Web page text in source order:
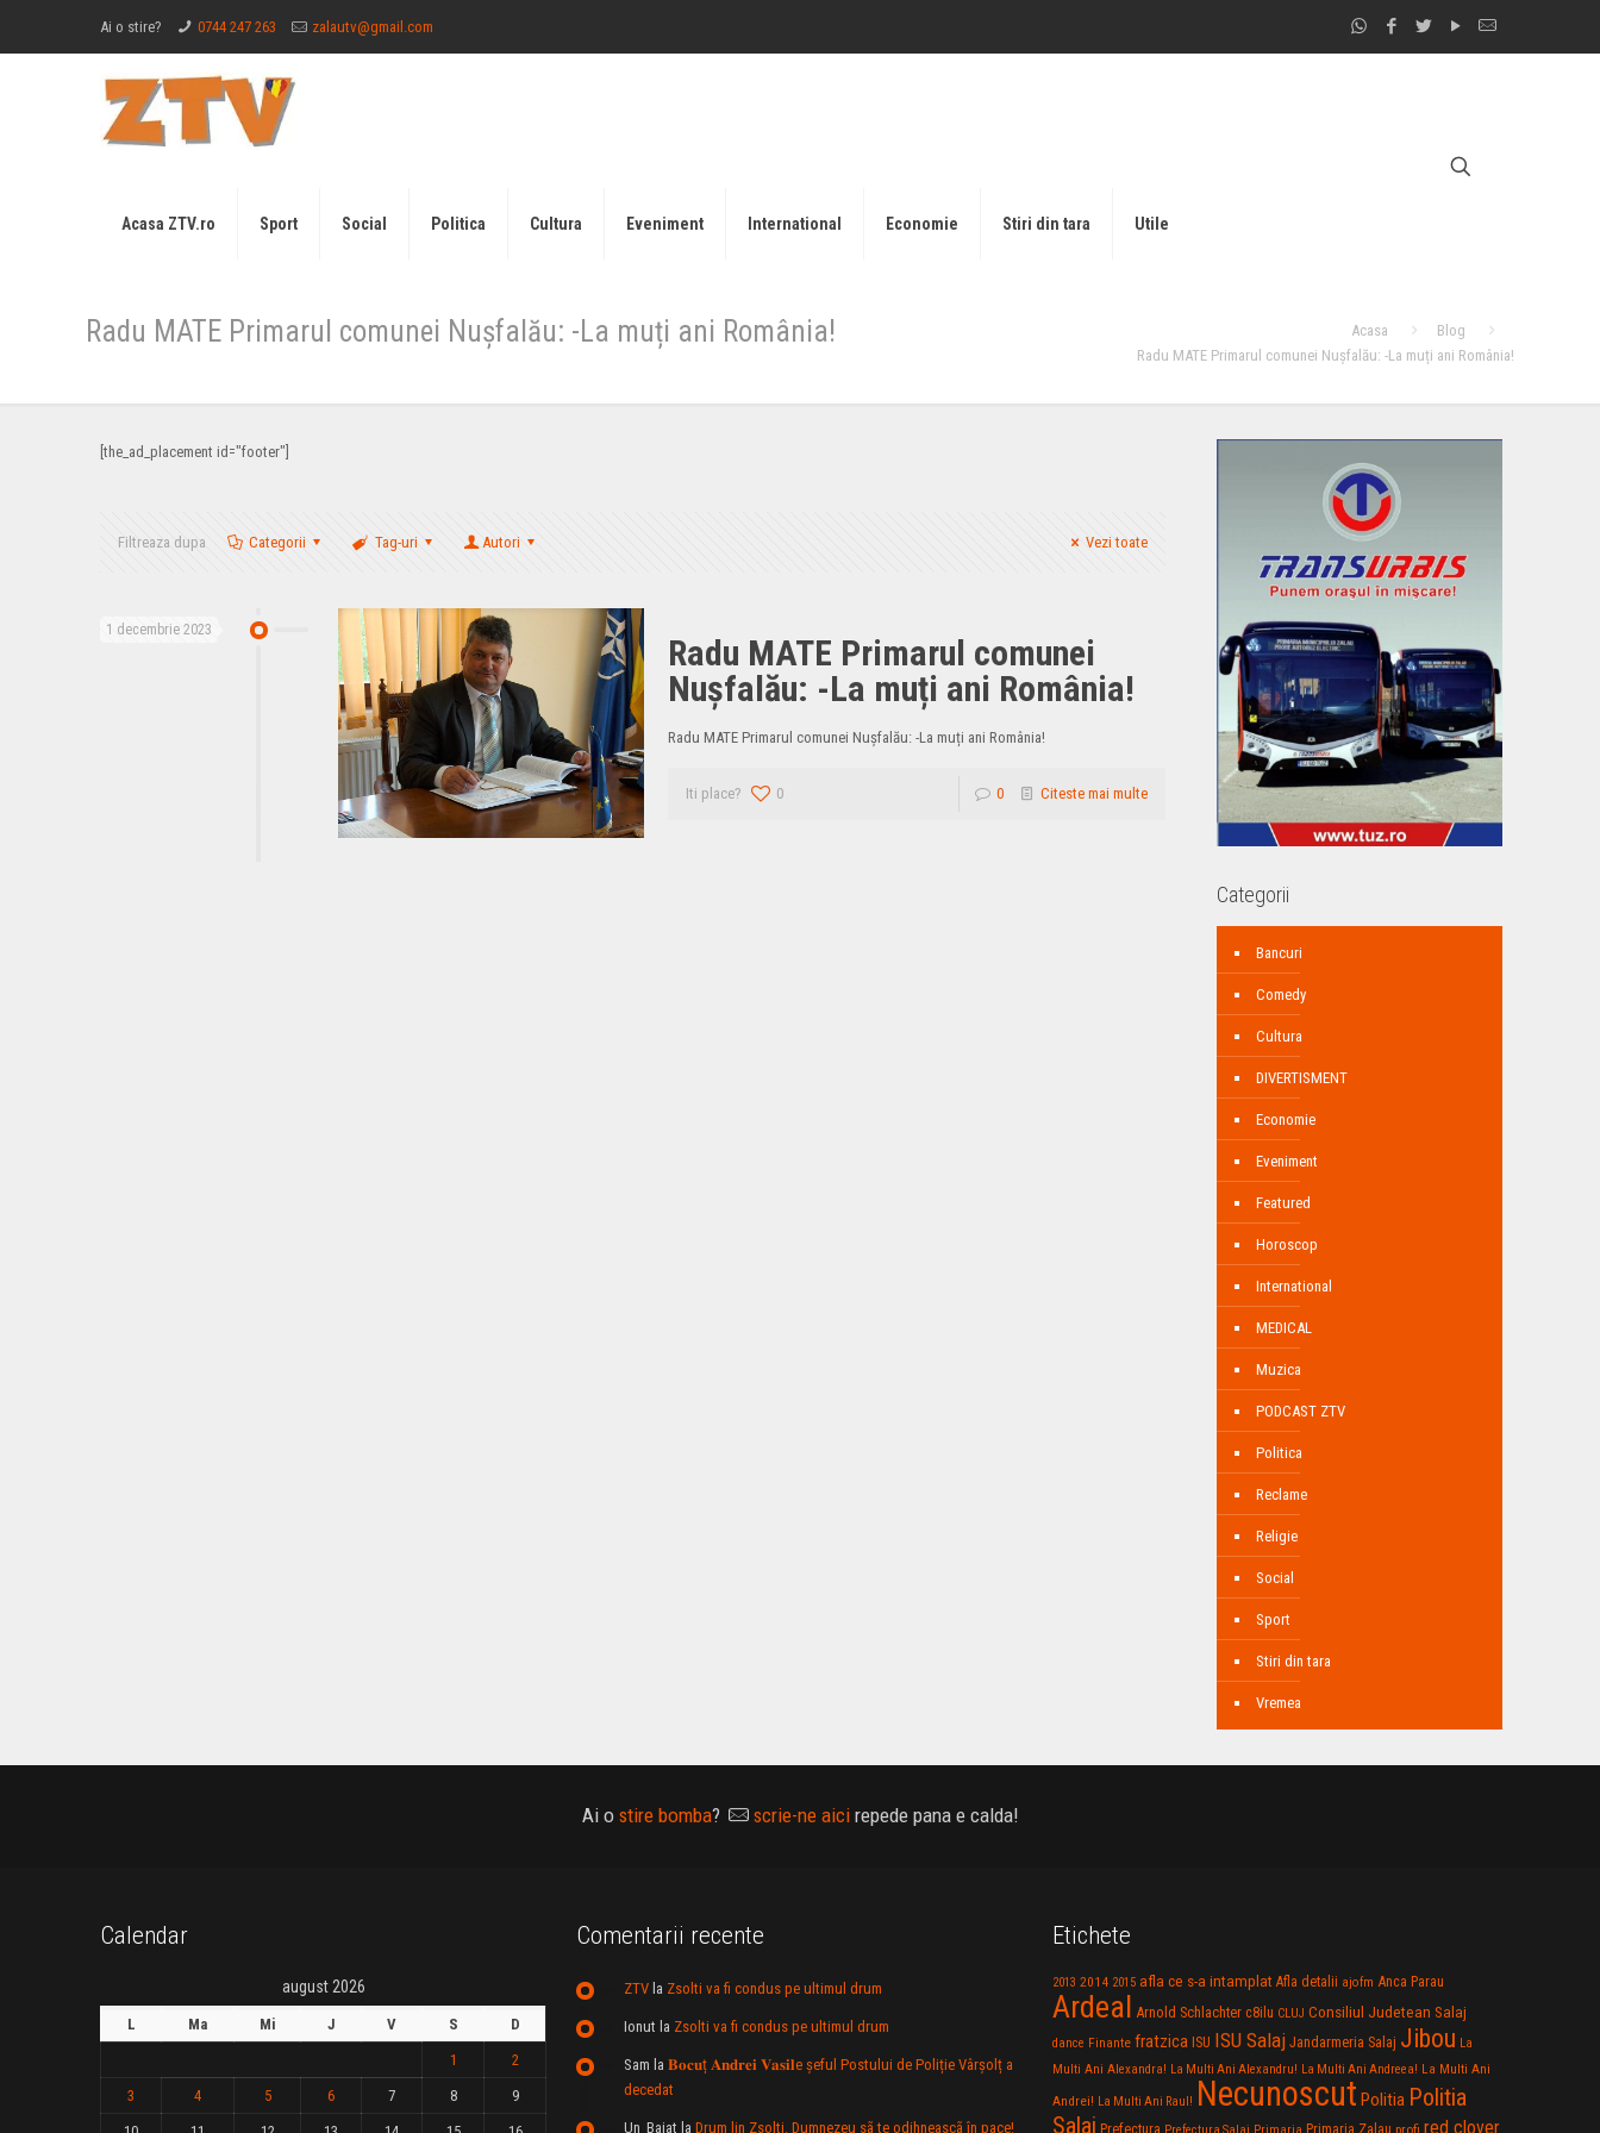
Ai o stire? 0744 247 263 zalautv@gmail.com
Acasa ZTV.ro Sport Social Politica Cultura Eveniment International Economie Stiri din tara Utile
Radu MATE Primarul comunei Nușfalău: -La muți ani România! Acasa
Blog
Radu MATE Primarul comunei Nușfalău: -La muți ani România!
[the_ad_placement id="footer"]
Filtreaza dupa Categorii Tag-uri Autori Vezi toate
1 decembrie 2023
Radu MATE Primarul comunei
Nușfalău: -La muți ani România!
Radu MATE Primarul comunei Nușfalău: -La muți ani România!
Iti place? 0 0 Citeste mai multe
Categorii
Bancuri
Comedy
Cultura
DIVERTISMENT
Economie
Eveniment
Featured
Horoscop
International
MEDICAL
Muzica
PODCAST ZTV
Politica
Reclame
Religie
Social
Sport
Stiri din tara
Vremea
Ai o stire bomba? scrie-ne aicirepede pana e calda!
Calendar
august 2026
L Ma Mi J V S
D
1
2
3
4 5 6 7 8
9
Comentarii recente
ZTVla Zsolti va fi condus pe ultimul drum
Ionut la Zsolti va fi condus pe ultimul drum
Sam la 𝐁𝐨𝐜𝐮ț 𝐀𝐧𝐝𝐫𝐞𝐢 𝐕𝐚𝐬𝐢𝐥e şeful Postului de Poliție Vârșolț a
decedat
Un_Baiat la Drum lin Zsolti. Dumnezeu sã te odihneascã în pace!
Etichete
2013 2014 2015 afla ce s-a intamplat Afla detalii ajofm Anca Parau
Ardeal Arnold Schlachter c8ilu CLUJ Consiliul Judetean Salaj
dance Finante fratzica ISU ISU Salaj Jandarmeria Salaj Jibou La
Multi Ani Alexandra! La Multi Ani Alexandru! La Multi Ani Andreea! La Multi Ani
Andrei! La Multi Ani Raul! Necunoscut Politia Politia
Salaj Prefectura Primaria Zalau profi red clover